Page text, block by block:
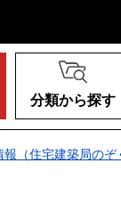
分類から探す
（住宅建築局のぞ